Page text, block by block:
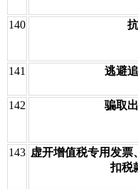
140
141 逃避
142
骗取
143 虚开增值税专用发票
扣税